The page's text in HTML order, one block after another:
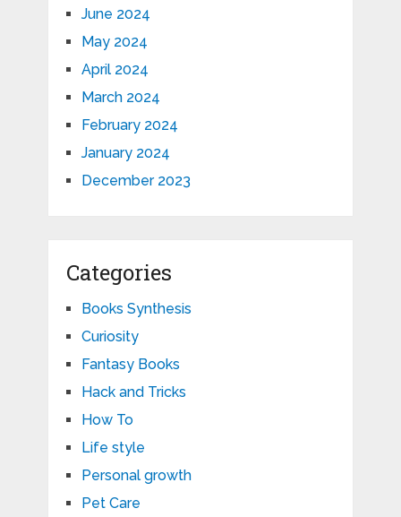
June 2024
May 2024
April 2024
March 2024
February 2024
January 2024
December 2023
Categories
Books Synthesis
Curiosity
Fantasy Books
Hack and Tricks
How To
Life style
Personal growth
Pet Care